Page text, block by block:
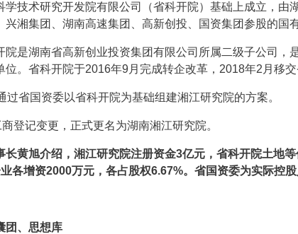
学技术研究开发院有限公司（省科开院）基础上成立，由
湘集团、湖南高速集团、高新创投、国资集团参股的国
院是湖南省高新创业投资集团有限公司所属二级子公司，
。省科开院于2016年9月完成转企改革，2018年2月移交
省国资委以省科开院为基础组建湘江研究院的方案。
登记变更，正式更名为湖南湘江研究院。
长黄旭介绍，湘江研究院注册资金3亿元，省科开院土地
各增资2000万元，各占股权6.67%。省国资委为实际控股
团、思想库